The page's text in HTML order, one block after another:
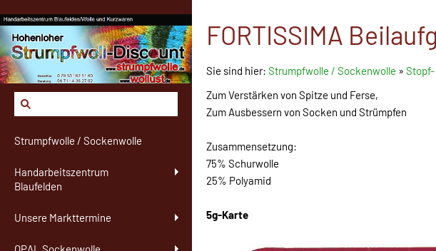
Strumpfwolle / Sockenwolle
Handarbeitszentrum
Blaufelden
Unsere Markttermine
FORTISSIMA
Sie sind hier: Strumpfwolle / Sockenwolle » Stopf-
Zum Verstärken von Spitze und Ferse,
Zum Ausbessern von Socken und Strümpfen
Zusammensetzung:
75% Schurwolle
25% Polyamid
5g-Karte